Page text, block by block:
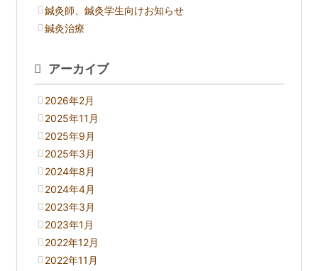
鍼灸師、鍼灸学生向けお知らせ
鍼灸治療
アーカイブ
2026年2月
2025年11月
2025年9月
2025年3月
2024年8月
2024年4月
2023年3月
2023年1月
2022年12月
2022年11月